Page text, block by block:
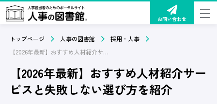
お問い合わせ
トップページ 人事の図書館
採用・人事
【2026年最新】おすすめ人材紹介サービスと失敗しない選び方を紹介
【2026年最新】おすすめ人材紹介サー
ビスと失敗しない選び方を紹介